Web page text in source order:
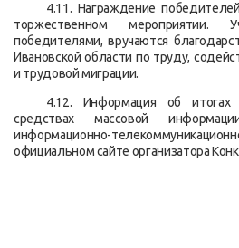
4.11. Награждение
торжественном мероприятии.
победителями, вручаются
Ивановской области по труду,
и трудовой миграции.
4.12. Информация об итогах
средствах массовой
информационно-
официальном сайте организатора